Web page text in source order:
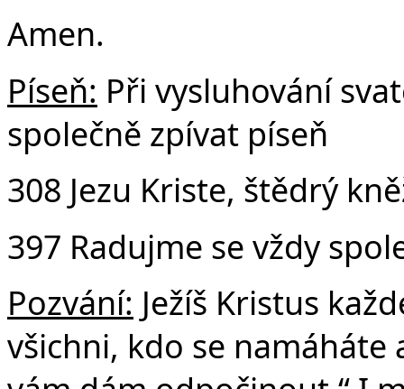
Amen.
Píseň: Při vysluhování
společně zpívat píseň
308 Jezu Kriste, štědrý
397 Radujme se vždy
Pozvání: Ježíš Kristus
všichni, kdo se namáháte